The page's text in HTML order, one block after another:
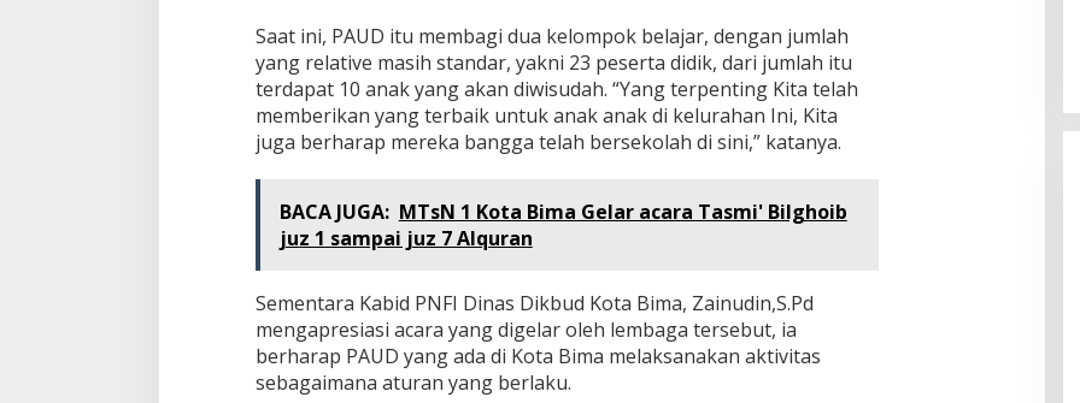
Saat ini, PAUD itu membagi dua kelompok belajar, dengan jumlah
yang relative masih standar, yakni 23 peserta didik, dari jumlah itu
terdapat 10 anak yang akan diwisudah. “Yang terpenting Kita telah
memberikan yang terbaik untuk anak anak di kelurahan Ini, Kita
juga berharap mereka bangga telah bersekolah di sini,” katanya.
BACA JUGA: MTsN 1 Kota Bima Gelar acara Tasmi' Bilghoib
juz 1 sampai juz 7 Alquran
Sementara Kabid PNFI Dinas Dikbud Kota Bima, Zainudin,S.Pd
mengapresiasi acara yang digelar oleh lembaga tersebut, ia
berharap PAUD yang ada di Kota Bima melaksanakan aktivitas
sebagaimana aturan yang berlaku.